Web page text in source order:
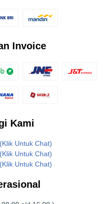
Invoice
Kami
(Klik Untuk Chat)
(Klik Untuk Chat)
(Klik Untuk Chat)